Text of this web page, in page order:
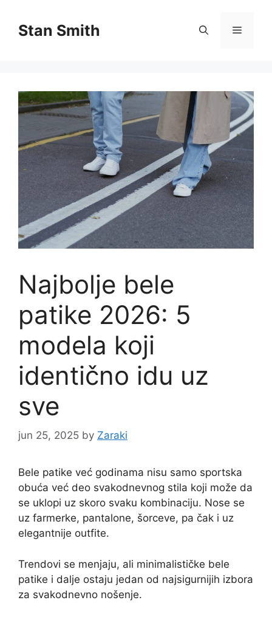
contentStan Smith Menu
Najbolje bele
patike 2026: 5
modela koji
identično idu uz
sve
jun 25, 2025 by Zaraki
Bele patike već godinama nisu samo sportska
obuća već deo svakodnevnog stila koji može da
se uklopi uz skoro svaku kombinaciju. Nose se
uz farmerke, pantalone, šorceve, pa čak i uz
elegantnije outfite.
Trendovi se menjaju, ali minimalističke bele
patike i dalje ostaju jedan od najsigurnijih izbora
za svakodnevno nošenje.